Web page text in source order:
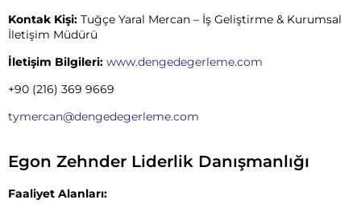
Kontak Kişi: Tuğçe Yaral Mercan – İş Geliştirme & Kurumsal
İletişim Müdürü
İletişim Bilgileri: www.dengedegerleme.com
+90 (216) 369 9669
tymercan@dengedegerleme.com
Egon Zehnder Liderlik Danışmanlığı
Faaliyet Alanları: